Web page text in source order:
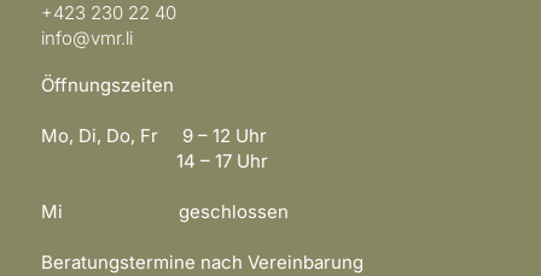
+423 230 22 40
info@vmr.li
Öffnungszeiten
Mo, Di, Do, Fr 9 – 12 Uhr
14 – 17 Uhr
Mi geschlossen
Beratungstermine nach Vereinbarung